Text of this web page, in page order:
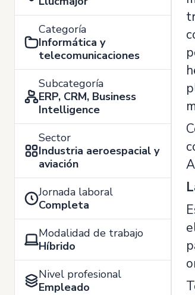
Categoría
Informática y
telecomunicaciones
Subcategoría
ERP, CRM, Business
Intelligence
Sector
Industria aeroespacial y
aviación
Jornada laboral
Completa
Modalidad de trabajo
Híbrido
Nivel profesional
Empleado